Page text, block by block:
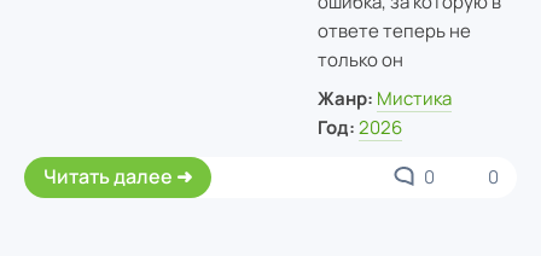
ответе теперь не
только он
Жанр: Мистика
Год: 2026
Читать далее 0 0